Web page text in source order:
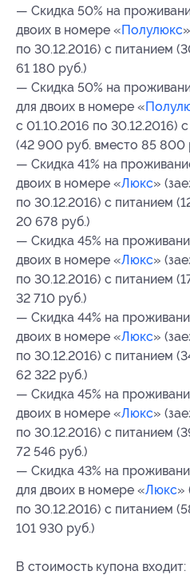
— Скидка 50% на
двоих в номере «Полулюкс
по 30.12.2016) с питанием
61 180 руб.)
— Скидка 50% на
для двоих в номере «
с 01.10.2016 по 30.12.2016)
(42 900 руб. вместо 85 800
— Скидка 41% на
двоих в номере «Люкс»
по 30.12.2016) с питанием
20 678 руб.)
— Скидка 45% на
двоих в номере «Люкс»
по 30.12.2016) с питанием
32 710 руб.)
— Скидка 44% на
двоих в номере «Люкс»
по 30.12.2016) с питанием
62 322 руб.)
— Скидка 45% на
двоих в номере «Люкс»
по 30.12.2016) с питанием
72 546 руб.)
— Скидка 43% на
для двоих в номере «Люкс»
по 30.12.2016) с питанием
101 930 руб.)
В стоимость купона входит: